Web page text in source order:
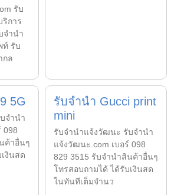
รับ
การ
จำนำ
ท์ รับ
กล
5G
จํานํา
098
ค้าอื่นๆ
งินสด
รับจำนำ Gucci print
mini
รับจํานําแจ้งวัฒนะ รับจํานํา
แจ้งวัฒนะ.com เบอร์ 098
829 3515 รับจำนำสินค้าอื่นๆ
โทรสอบถามได้ ได้รับเงินสด
ในทันทีเต็มจำนว